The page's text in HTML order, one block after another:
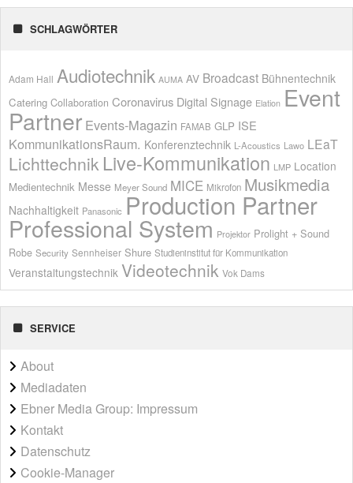
SCHLAGWÖRTER
Adam Hall Audiotechnik AUMA AV Broadcast Bühnentechnik
Catering Collaboration Coronavirus Digital Signage Elation Event
Partner Events-Magazin FAMAB GLP ISE
KommunikationsRaum. Konferenztechnik L-Acoustics Lawo LEaT
Lichttechnik Live-Kommunikation LMP Location
Medientechnik Messe Meyer Sound MICE Mikrofon Musikmedia
Nachhaltigkeit Panasonic Production Partner
Professional System Projektor Prolight + Sound
Robe Security Sennheiser Shure Studieninstitut für Kommunikation
Veranstaltungstechnik Videotechnik Vok Dams
SERVICE
About
Mediadaten
Ebner Media Group: Impressum
Kontakt
Datenschutz
Cookie-Manager